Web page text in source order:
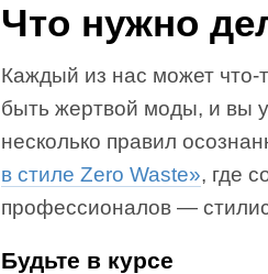
Что нужно
Каждый из нас может что-
быть жертвой моды, и вы
несколько правил
в стиле Zero Waste», где
профессионалов —
Будьте в курсе